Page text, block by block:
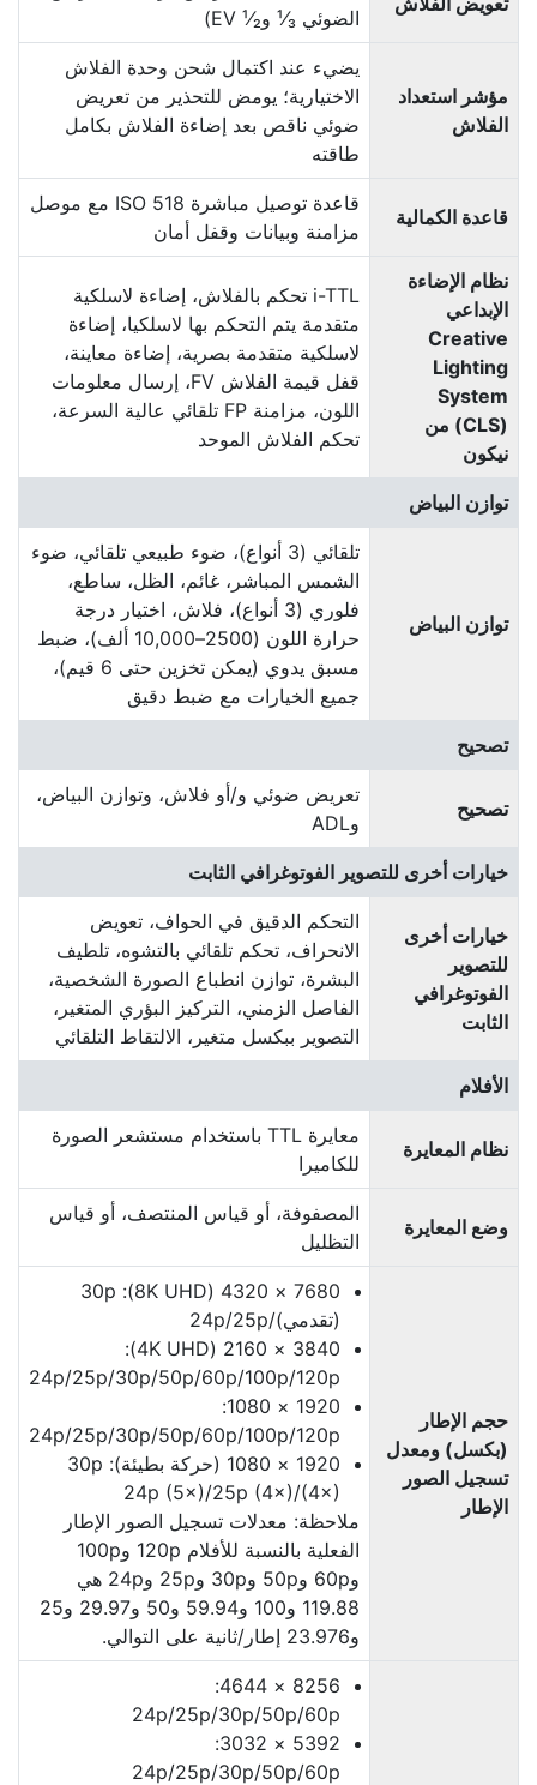
الضوئي ¹⁄₃ و¹⁄₂ ‏EV)
مؤشر استعداد
الفلاش
يضيء عند اكتمال شحن وحدة الفلاش
الاختيارية؛ يومض للتحذير من تعريض
ضوئي ناقص بعد إضاءة الفلاش بكامل
طاقته
قاعدة الكمالية
قاعدة توصيل مباشرة ISO 518 مع موصل
مزامنة وبيانات وقفل أمان
نظام الإضاءة
الإبداعي
Creative
Lighting
(CLS) من
نيكون
i-TTL تحكم بالفلاش، إضاءة لاسلكية
متقدمة يتم التحكم بها لاسلكيا، إضاءة
لاسلكية متقدمة بصرية، إضاءة معاينة،
قفل قيمة الفلاش FV، إرسال معلومات
اللون، مزامنة FP تلقائي عالية السرعة،
تحكم الفلاش الموحد
توازن البياض
توازن البياض
تلقائي (3 أنواع)، ضوء طبيعي تلقائي، ضوء
الشمس المباشر، غائم، الظل، ساطع،
فلوري (3 أنواع)، فلاش، اختيار درجة
حرارة اللون (2500–10,000 ألف)، ضبط
مسبق يدوي (يمكن تخزين حتى 6 قيم)،
جميع الخيارات مع ضبط دقيق
تصحيح
تصحيح
تعريض ضوئي و/أو فلاش، وتوازن البياض،
وADL
خيارات أخرى للتصوير الفوتوغرافي الثابت
خيارات أخرى
للتصوير
الفوتوغرافي
الثابت
التحكم الدقيق في الحواف، تعويض
الانحراف، تحكم تلقائي بالتشوه، تلطيف
البشرة، توازن انطباع الصورة الشخصية،
الفاصل الزمني، التركيز البؤري المتغير،
التصوير ببكسل متغير، الالتقاط التلقائي
الأفلام
نظام المعايرة
معايرة TTL باستخدام مستشعر الصورة
للكاميرا
وضع المعايرة
المصفوفة، أو قياس المنتصف، أو قياس
التظليل
حجم الإطار
(بكسل) ومعدل
تسجيل الصور
الإطار
7680 × 4320 (8K UHD‏): 30p
(تقدمي)/25p‏/24p
3840 × 2160 (4K UHD‏):
120p‏/100p‏/60p‏/50p‏/30p‏/25p‏/24p
1920 × 1080:
120p‏/100p‏/60p‏/50p‏/30p‏/25p‏/24p
1920 × 1080 (حركة بطيئة): 30p
(4×)‏/25p (4×)‏/24p (5×)
ملاحظة: معدلات تسجيل الصور الإطار
الفعلية بالنسبة للأفلام 120p و100p
و60p و50p و30p و25p و24p هي
119.88 و100 و59.94 و50 و29.97 و25
و23.976 إطار/ثانية على التوالي.
8256 × 4644:
60p‏/50p‏/30p‏/25p‏/24p
5392 × 3032:
60p‏/50p‏/30p‏/25p‏/24p